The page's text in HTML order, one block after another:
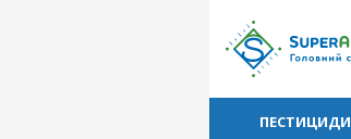
ПЕСТИЦИДИ